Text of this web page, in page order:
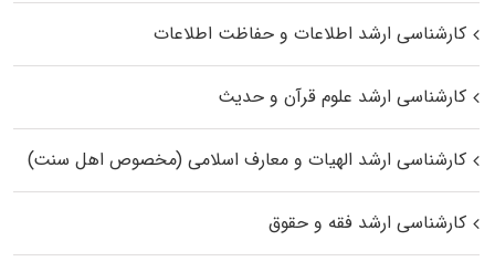
کارشناسی ارشد اطلاعات و حفاظت اطلاعات
کارشناسی ارشد علوم قرآن و حدیث
کارشناسی ارشد الهیات و معارف اسلامی (مخصوص اهل سنت)
کارشناسی ارشد فقه و حقوق